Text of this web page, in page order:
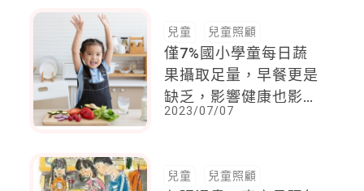
兒童 兒童照顧
僅7%國小學童每日蔬
果攝取足量，早餐更是
缺乏，影響健康也影響
學習表現。早餐就該吃
2023/07/07
兒童 兒童照顧